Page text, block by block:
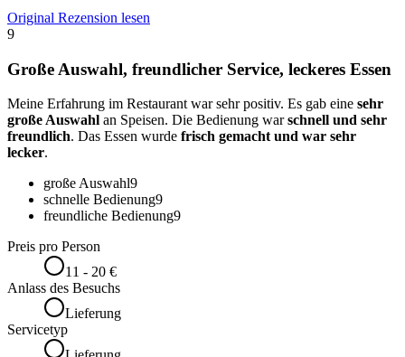
Original Rezension lesen
9
Große Auswahl, freundlicher Service, leckeres Essen
Meine Erfahrung im Restaurant war sehr positiv. Es gab eine sehr
große Auswahl an Speisen. Die Bedienung warschnell und sehr
freundlich. Das Essen wurde frisch gemacht und war sehr
lecker.
große Auswahl9
schnelle Bedienung9
freundliche Bedienung9
Preis pro Person
11 - 20 €
Anlass des Besuchs
Lieferung
Servicetyp